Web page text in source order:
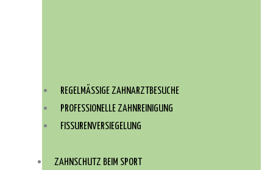
REGELMÄSSIGE ZAHNARZTBESUCHE
PROFESSIONELLE ZAHNREINIGUNG
FISSURENVERSIEGELUNG
ZAHNSCHUTZ BEIM SPORT